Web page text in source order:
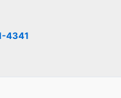
4341